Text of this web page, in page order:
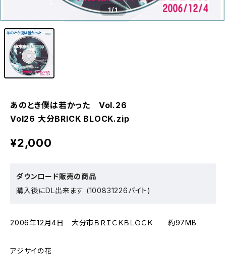
1/1
あのとき僕は若かった Vol.26
Vol26 大分BRICK BLOCK.zip
¥2,000
ダウンロード販売の商品
購入後にDL出来ます (100831226バイト)
2006年12月4日 大分市ＢＲＩＣＫＢＬＯＣＫ 約97MB
アジサイの花